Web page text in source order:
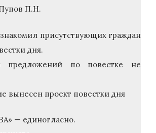
П.Н.
присутствующих граждан
дня.
предложений по повестке не
вынесен проект повестки дня
— единогласно.